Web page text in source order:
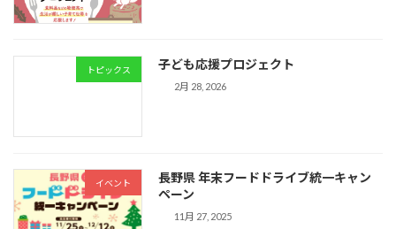
トピックス 子ども応援プロジェクト
2月 28, 2026
イベント
長野県 年末フードドライブ統一キャン
ペーン
11月 27, 2025